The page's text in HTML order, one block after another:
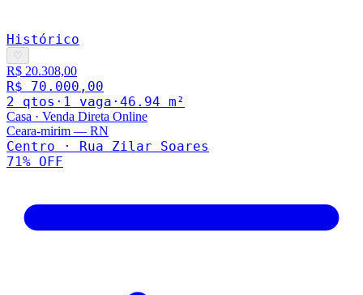
Histórico
♡
R$ 20.308,00
R$ 70.000,00
2 qtos · 1 vaga · 46.94 m²
Casa · Venda Direta Online
Ceara-mirim — RN
Centro · Rua Zilar Soares
71% OFF